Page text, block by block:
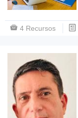
4 Recursos